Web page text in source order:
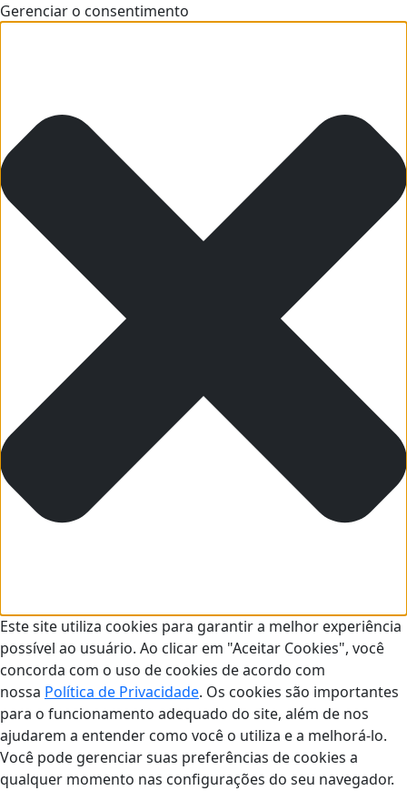
Gerenciar o consentimento
Este site utiliza cookies para garantir a melhor experiência
possível ao usuário. Ao clicar em "Aceitar Cookies", você
concorda com o uso de cookies de acordo com
nossa Política de Privacidade. Os cookies são importantes
para o funcionamento adequado do site, além de nos
ajudarem a entender como você o utiliza e a melhorá-lo.
Você pode gerenciar suas preferências de cookies a
qualquer momento nas configurações do seu navegador.